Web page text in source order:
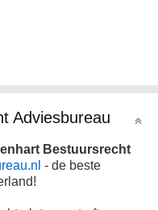
Adviesbureau
Bestuursrecht
- de beste